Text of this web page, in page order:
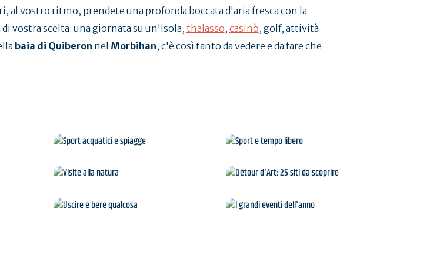
al vostro ritmo, prendete una profonda boccata d'aria fresca con la
vostra scelta: una giornata su un'isola,thalasso, casinò, golf, attività
baia di Quiberon nel Morbihan, c'è così tanto da vedere e da fare che
Sport acquatici e spiagge
Sport e tempo libero
Visite alla natura
Détour d'Art: 25 siti da